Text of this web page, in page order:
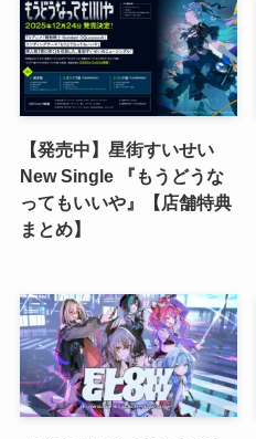
【発売中】星街すいせい
New Single 『もうどうな
ってもいいや』【店舗特典
まとめ】